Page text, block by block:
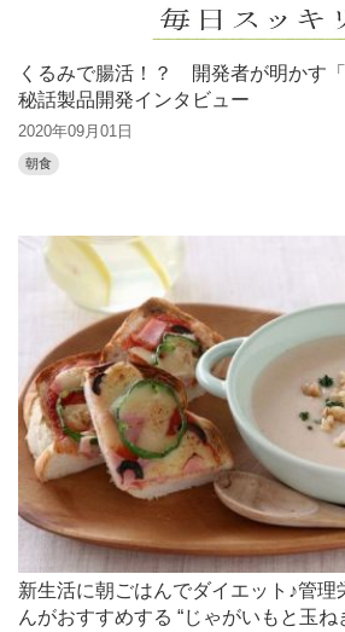
くるみで腸活！？ 開発者が明かす
秘話製品開発インタビュー
2020年09月01日
朝食
新生活に朝ごはんでダイエット♪管理
んがおすすめする “じゃがいもと玉